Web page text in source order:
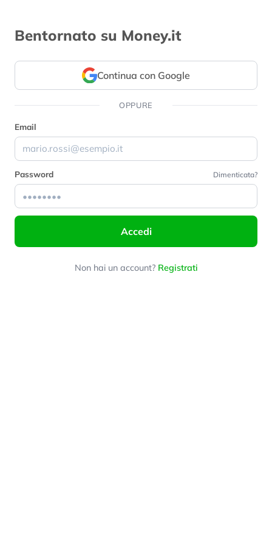
Bentornato su Money.it
Continua con Google
OPPURE
Email
Password Dimenticata?
Accedi
Non hai un account? Registrati